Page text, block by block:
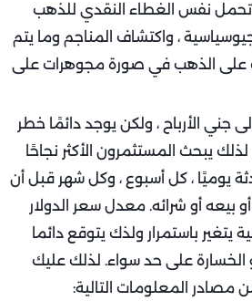
تحمل نفس الغطاء النقدي للذهب
، واكتشاف المناجم وما يتم
على الذهب في صورة مجوهرات على
جني الأرباح ، ولكن يوجد دائمًا خطر
يبحث المستثمرون الأكثر نجاحًا
يوميًا ، كل أسبوع ، وكل شهر قبل أن
بيعه أو شرائه. معدل سعر الدولار
يتغير باستمرار ولذك يتوقع دائما
الخسارة على حد سواء. لذلك عليك
مصادر المعلومات التالية: